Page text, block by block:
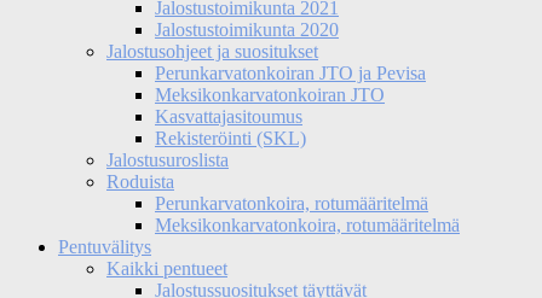
Jalostustoimikunta 2021
Jalostustoimikunta 2020
Jalostusohjeet ja suositukset
Perunkarvatonkoiran JTO ja Pevisa
Meksikonkarvatonkoiran JTO
Kasvattajasitoumus
Rekisteröinti (SKL)
Jalostusuroslista
Roduista
Perunkarvatonkoira, rotumääritelmä
Meksikonkarvatonkoira, rotumääritelmä
Pentuvälitys
Kaikki pentueet
Jalostussuositukset täyttävät